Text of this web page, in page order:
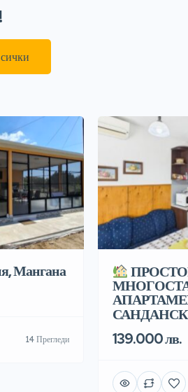
Мангана
14 Прегледи
139.000 лв.